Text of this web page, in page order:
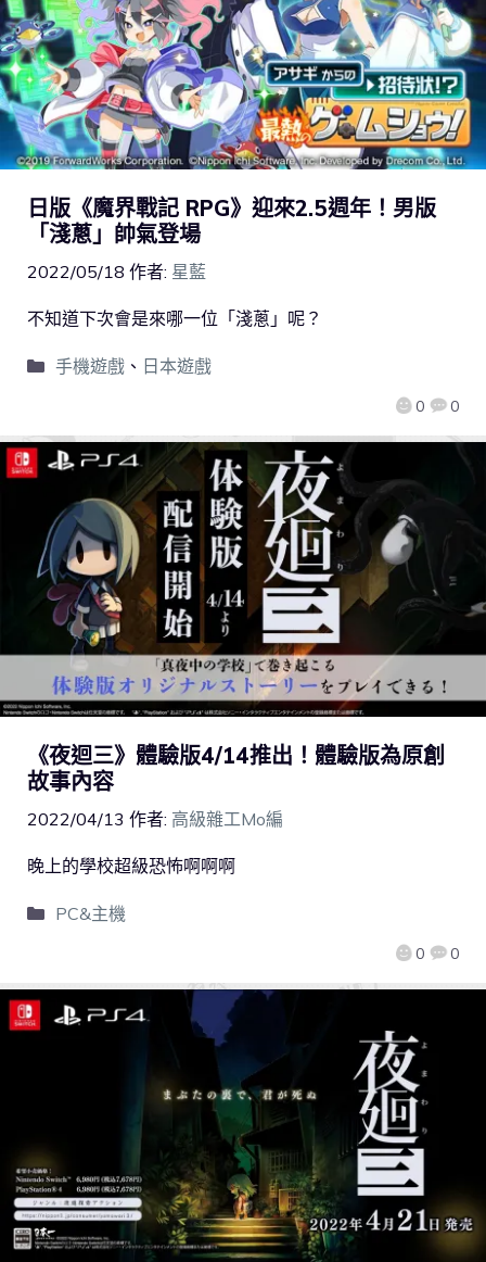
日版《魔界戰記 RPG》迎來2.5週年！男版
「淺蔥」帥氣登場
2022/05/18 作者: 星藍
0 0
不知道下次會是來哪一位「淺蔥」呢？
手機遊戲、 日本遊戲
《夜迴三》體驗版4/14推出！體驗版為原創
故事內容
2022/04/13 作者: 高級雜工Mo編
0 0
晚上的學校超級恐怖啊啊啊
PC&主機